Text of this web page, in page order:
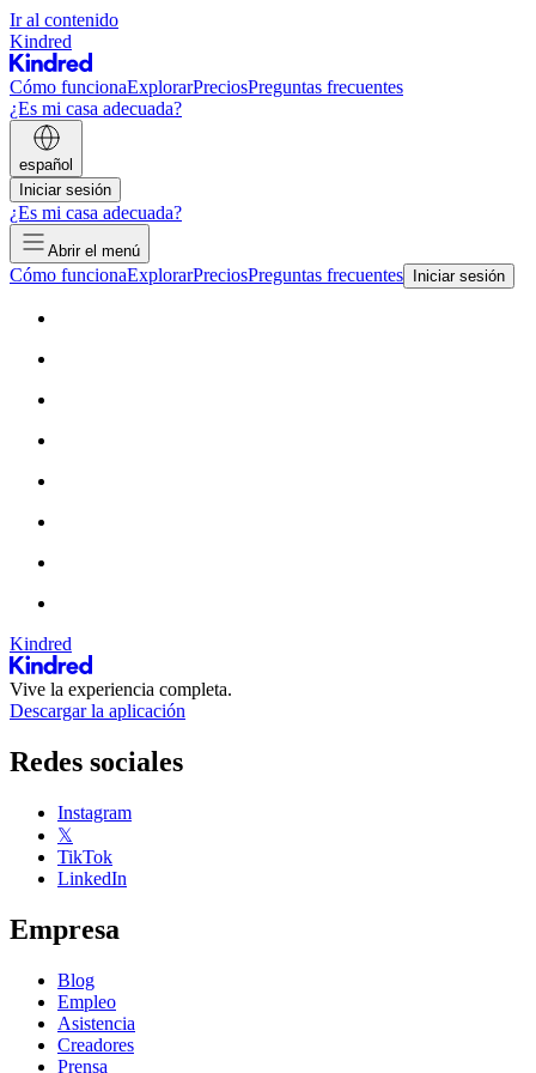
Ir al contenido
Kindred
Cómo funcionaExplorarPreciosPreguntas frecuentes
¿Es mi casa adecuada?
español
Iniciar sesión
¿Es mi casa adecuada?
Abrir el menú
Cómo funcionaExplorarPreciosPreguntas frecuentes Iniciar sesión
Kindred
Vive la experiencia completa.
Descargar la aplicación
Redes sociales
Instagram
𝕏
TikTok
LinkedIn
Empresa
Blog
Empleo
Asistencia
Creadores
Prensa